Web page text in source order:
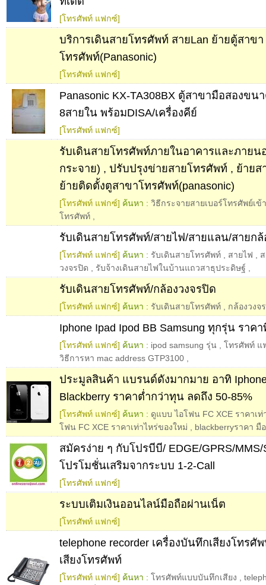
[โทรศัพท์ แฟกซ์]
บริการเดินสายโทรศัพท์ สายLan ย้ายตู้สาขา
โทรศัพท์(Panasonic)
[โทรศัพท์ แฟกซ์]
Panasonic KX-TA308BX ตู้สาขามือสองขน
8สายใน พร้อมDISA/เครื่องคีย์
[โทรศัพท์ แฟกซ์]
รับเดินสายโทรศัพท์ภายในอาคารและภายน
กระจาย) , ปรับปรุงข่ายสายโทรศัพท์ , ย้าย
ย้ายติดตั้งตูสาขาโทรศัพท์(panasonic)
[โทรศัพท์ แฟกซ์] ค้นหา : วิธีกระจายสายเบอร์โทรศัพย์เข้
โทรศัพท์
รับเดินสายโทรศัพท์/สายไฟ/สายแลน/สายกล้
[โทรศัพท์ แฟกซ์] ค้นหา : รับเดินสายโทรศัพท์ สายไฟ
วงจรปิด
รับจ้างเดินสายไฟในบ้านแถวสาธุประดิษฐ์
รับเดินสายโทรศัพท์/กล้องวงจรปิด
[โทรศัพท์ แฟกซ์] ค้นหา : รับเดินสายโทรศัพท์ กล้องวงจ
Iphone Ipad Ipod BB Samsung ทุกรุ่น ราค
[โทรศัพท์ แฟกซ์] ค้นหา : ipod samsung รุ่น
โทรศัพท์ แ
วิธีการหา mac address GTP3100
ประมูลสินค้า แบรนด์ดังมากมาย อาทิ
Blackberry ราคาต่ำกว่าทุน ลดถึง 50-85%
[โทรศัพท์ แฟกซ์] ค้นหา : ดูแบบ ไอโฟน FC XCE ราคาเท่
โฟน FC XCE ราคาเท่าไหร่ของใหม่
blackberryราคา มื
สมัครง่าย ๆ กับโปรบีบี/ EDGE/GPRS/
โปรโมชั่นเสริมจากระบบ 1-2-Call
[โทรศัพท์ แฟกซ์]
ระบบเติมเงินออนไลน์มือถือผ่านเน็ต
[โทรศัพท์ แฟกซ์]
telephone recorder เครื่องบันทึกเสียงโทรศั
เสียงโทรศัพท์
[โทรศัพท์ แฟกซ์] ค้นหา : โทรศัพท์แบบบันทึกเสียง